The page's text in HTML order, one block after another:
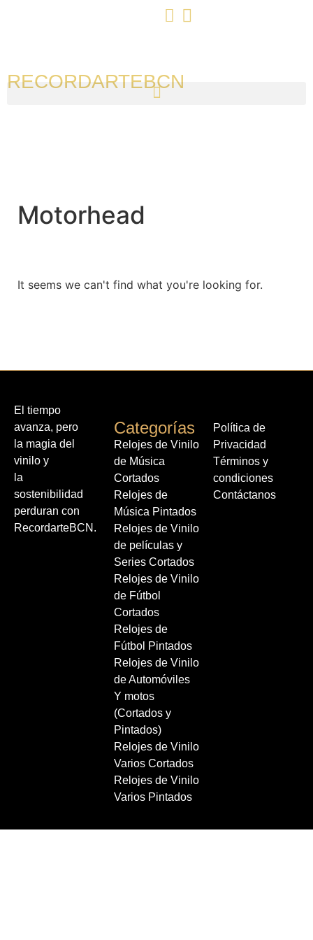
RECORDARTEBCN
Motorhead
It seems we can't find what you're looking for.
El tiempo
avanza, pero
la magia del
vinilo y
la
sostenibilidad
perduran con
RecordarteBCN.
Categorías
Relojes de Vinilo
de Música
Cortados
Relojes de
Música Pintados
Relojes de Vinilo
de películas y
Series Cortados
Relojes de Vinilo
de Fútbol
Cortados
Relojes de
Fútbol Pintados
Relojes de Vinilo
de Automóviles
Y motos
(Cortados y
Pintados)
Relojes de Vinilo
Varios Cortados
Relojes de Vinilo
Varios Pintados
Política de
Privacidad
Términos y
condiciones
Contáctanos